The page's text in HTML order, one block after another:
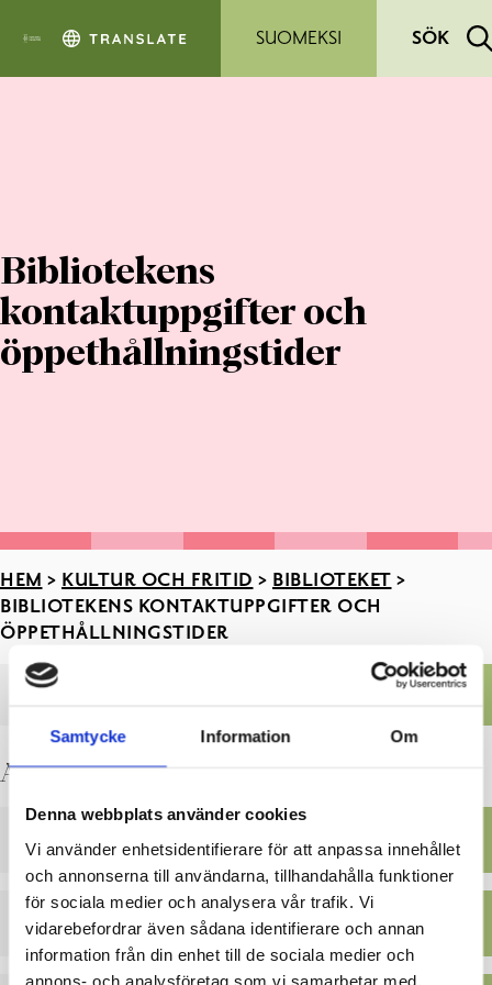
Samtycke Information Om
Denna webbplats använder cookies
Vi använder enhetsidentifierare för att anpassa innehållet
och annonserna till användarna, tillhandahålla funktioner
för sociala medier och analysera vår trafik. Vi
vidarebefordrar även sådana identifierare och annan
information från din enhet till de sociala medier och
annons- och analysföretag som vi samarbetar med.
SUOMEKSI
SÖK
Bibliotekens
kontaktuppgifter och
öppethållningstider
HEM > KULTUR OCH FRITID > BIBLIOTEKET >
BIBLIOTEKENS KONTAKTUPPGIFTER OCH
ÖPPETHÅLLNINGSTIDER
Biblioteket
Biblioteket
Service till skolor och daghem
Ungdomar
Bibliotekens kontaktuppgifter och öppethållningstider
Bibliotekens personal
Datorer, utskrifter, kopior
Avvikande öppettider:
Ekenäs bibliotek
Karis bibliotek